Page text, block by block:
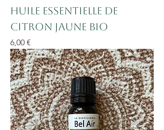
Huile essentielle de
Citron jaune BIO
Prix
6,00 €